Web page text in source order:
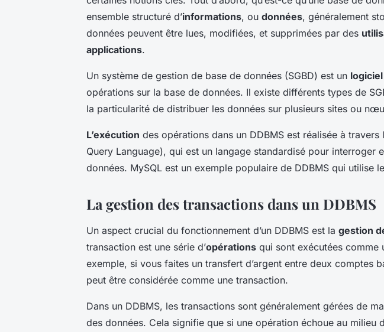
ensemble structuré d’informations, ou données, généralement
données peuvent être lues, modifiées, et supprimées par des
applications.
Un système de gestion de base de données (SGBD) est un logiciel
opérations sur la base de données. Il existe différents types de
la particularité de distribuer les données sur plusieurs sites ou
L’exécution des opérations dans un DDBMS est réalisée à travers
Query Language), qui est un langage standardisé pour interroger
données. MySQL est un exemple populaire de DDBMS qui utilise
La gestion des transactions dans un DDBMS
Un aspect crucial du fonctionnement d’un DDBMS est la gestion
transaction est une série d’opérations qui sont exécutées comme
exemple, si vous faites un transfert d’argent entre deux comptes
peut être considérée comme une transaction.
Dans un DDBMS, les transactions sont généralement gérées de
des données. Cela signifie que si une opération échoue au milieu